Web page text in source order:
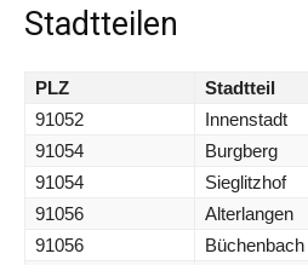
Stadtteilen
PLZ
Stadtteil
91052
Innenstadt
91054
Burgberg
91054
Sieglitzhof
91056
Alterlangen
91056
Büchenbach